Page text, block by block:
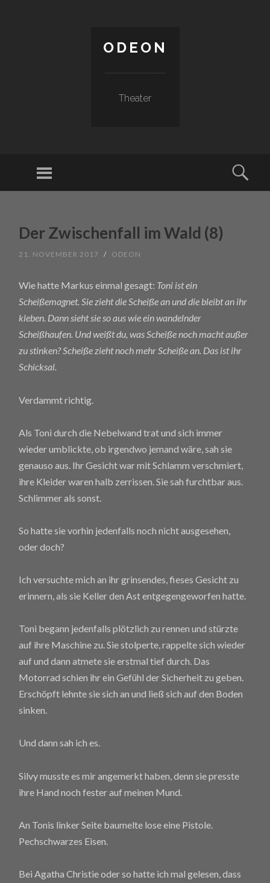
ODEON
Theater
Menu
Der Zwischenfall im Wald (8)
21. NOVEMBER 2017 / ODEON
Wie hatte Markus einmal gesagt: Toni ist ein
Scheißemagnet. Sie zieht die Scheiße an und die bleibt an ihr
kleben. Dann sieht sie so aus wie ein wandelnder
Scheißhaufen. Und weißt du, was Scheiße noch macht außer
zu stinken? Scheiße zieht noch mehr Scheiße an. Das ist ihr
Schicksal.
Verdammt richtig.
Als Toni durch die Nebelwand trat und sich immer
wieder umblickte, ob irgendwo jemand wäre, sah sie
genauso aus. Ihr Gesicht war mit Schlamm verschmiert,
ihre Kleider waren halb zerrissen. Sie sah furchtbar aus.
Schlimmer als sonst.
So hatte sie vorhin jedenfalls noch nicht ausgesehen,
oder doch?
Ich versuchte mich an ihr grinsendes, fieses Gesicht zu
erinnern, als sie Keller den Ast entgegengeworfen hatte.
Toni begann jedenfalls plötzlich zu rennen und stürzte
auf ihre Maschine zu. Sie stolperte, rappelte sich wieder
auf und dann atmete sie erstmal tief durch. Das
Motorrad schien ihr ein Gefühl der Sicherheit zu geben.
Erschöpft lehnte sie sich an und ließ sich auf den Boden
sinken.
Und dann sah ich es.
Silvy musste es mir angemerkt haben, denn sie presste
ihre Hand noch fester auf meinen Mund.
An Tonis linker Seite baumelte lose eine Pistole.
Pechschwarzes Eisen.
Bei Agatha Christie oder so hatte ich mal gelesen, dass